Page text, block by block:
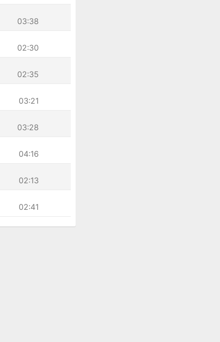
03:38
02:30
02:35
03:21
03:28
04:16
02:13
02:41